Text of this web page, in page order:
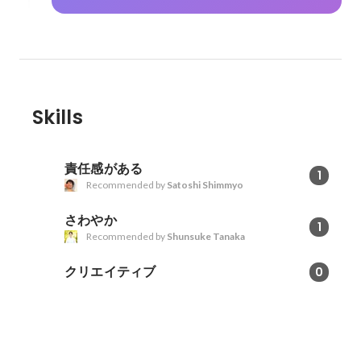
Skills
責任感がある 1
Recommended by Satoshi Shimmyo
さわやか 1
Recommended by Shunsuke Tanaka
クリエイティブ 0